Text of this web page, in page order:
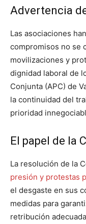
Advertencia
Las asociaciones
compromisos no se
movilizaciones y
dignidad laboral de
Conjunta (APC) de
la continuidad del
prioridad
El papel de la
La resolución de la
presión y protestas
el desgaste en sus
medidas para
retribución